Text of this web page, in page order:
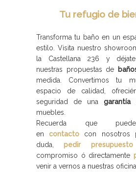
Tu refugio de
Transforma tu baño en un
estilo. Visita nuestro
la Castellana 236 y
nuestras propuestas de
medida. Convertimos tu
espacio de calidad,
seguridad de una garantía
muebles.
Recuerda que
encontacto
con nosotros
duda,pedir presupuesto
compromiso ó directamente
venir a vernos a nuestras